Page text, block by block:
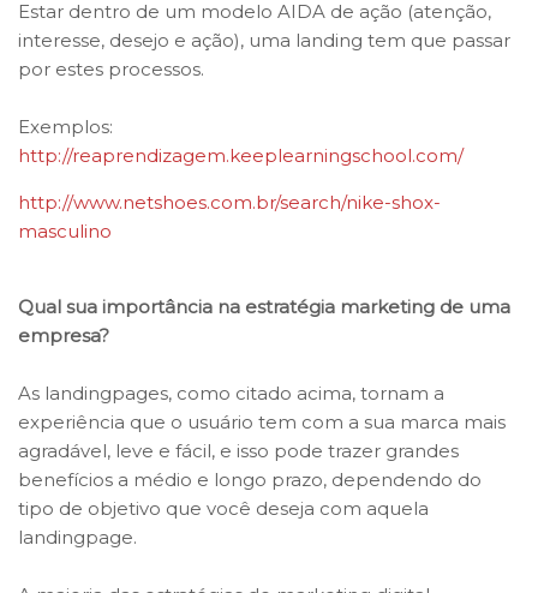
Estar dentro de um modelo AIDA de ação (atenção,
interesse, desejo e ação), uma landing tem que passar
por estes processos.
Exemplos:
http://reaprendizagem.keeplearningschool.com/
http://www.netshoes.com.br/search/nike-shox-
masculino
Qual sua importância na estratégia marketing de uma
empresa?
As landingpages, como citado acima, tornam a
experiência que o usuário tem com a sua marca mais
agradável, leve e fácil, e isso pode trazer grandes
benefícios a médio e longo prazo, dependendo do
tipo de objetivo que você deseja com aquela
landingpage.